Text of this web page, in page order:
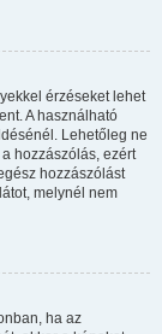
érzéseket lehet
A használható
Lehetőleg ne
hozzászólás, ezért
hozzászólást
melynél nem
ha az